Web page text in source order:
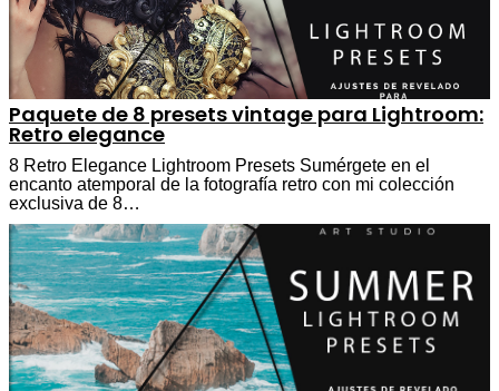
Paquete de 8 presets vintage para Lightroom:
Retro elegance
8 Retro Elegance Lightroom Presets Sumérgete en el
encanto atemporal de la fotografía retro con mi colección
exclusiva de 8…